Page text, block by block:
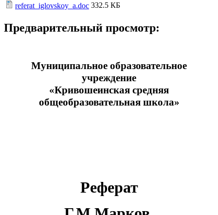
referat_iglovskoy_a.doc 332.5 КБ
Предварительный просмотр:
Муниципальное образовательное
учреждение
«Кривошеинская средняя
общеобразовательная школа»
Реферат